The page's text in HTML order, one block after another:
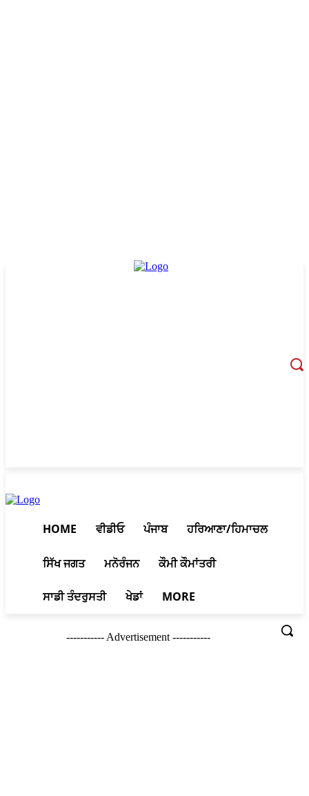
HOME ਵੀਡੀਓ ਪੰਜਾਬ ਹਰਿਆਣਾ/ਹਿਮਾਚਲ
ਸਿੱਖ ਜਗਤ ਮਨੋਰੰਜਨ ਕੌਮੀ ਕੌਮਾਂਤਰੀ
ਸਾਡੀ ਤੰਦਰੁਸਤੀ ਖੇਡਾਂ MORE
----------- Advertisement -----------